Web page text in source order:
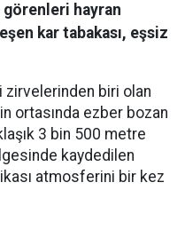
görenleri hayran
kar tabakası, eşsiz
zirvelerinden biri olan
ortasında ezber bozan
3 bin 500 metre
kaydedilen
atmosferini bir kez